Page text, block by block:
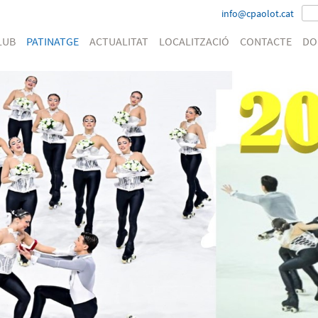
info@cpaolot.cat
PATINATGE ACTUALITAT LOCALITZACIÓ CONTACTE